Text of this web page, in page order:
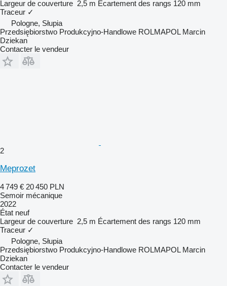
Largeur de couverture 2,5 m Écartement des rangs 120 mm
Traceur ✓
Pologne, Słupia
Przedsiębiorstwo Produkcyjno-Handlowe ROLMAPOL Marcin
Dziekan
Contacter le vendeur
2
Meprozet
4 749 € 20 450 PLN
Semoir mécanique
2022
État neuf
Largeur de couverture 2,5 m Écartement des rangs 120 mm
Traceur ✓
Pologne, Słupia
Przedsiębiorstwo Produkcyjno-Handlowe ROLMAPOL Marcin
Dziekan
Contacter le vendeur